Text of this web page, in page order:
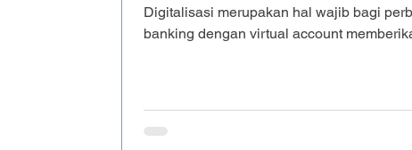
Digitalisasi merupakan hal wajib bagi
banking dengan virtual account
middleware bank. Si